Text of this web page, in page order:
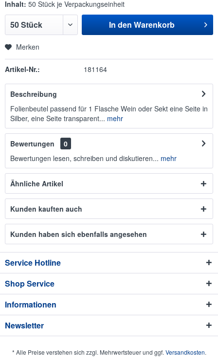
Inhalt: 50 Stück je Verpackungseinheit
In den Warenkorb
Merken
Artikel-Nr.: 181164
Beschreibung
Folienbeutel passend für 1 Flasche Wein oder Sekt eine Seite in
Silber, eine Seite transparent... mehr
Bewertungen
0
Bewertungen lesen, schreiben und diskutieren... mehr
Ähnliche Artikel
Kunden kauften auch
Kunden haben sich ebenfalls angesehen
Service Hotline
Shop Service
Informationen
Newsletter
* Alle Preise verstehen sich zzgl. Mehrwertsteuer und ggf. Versandkosten.